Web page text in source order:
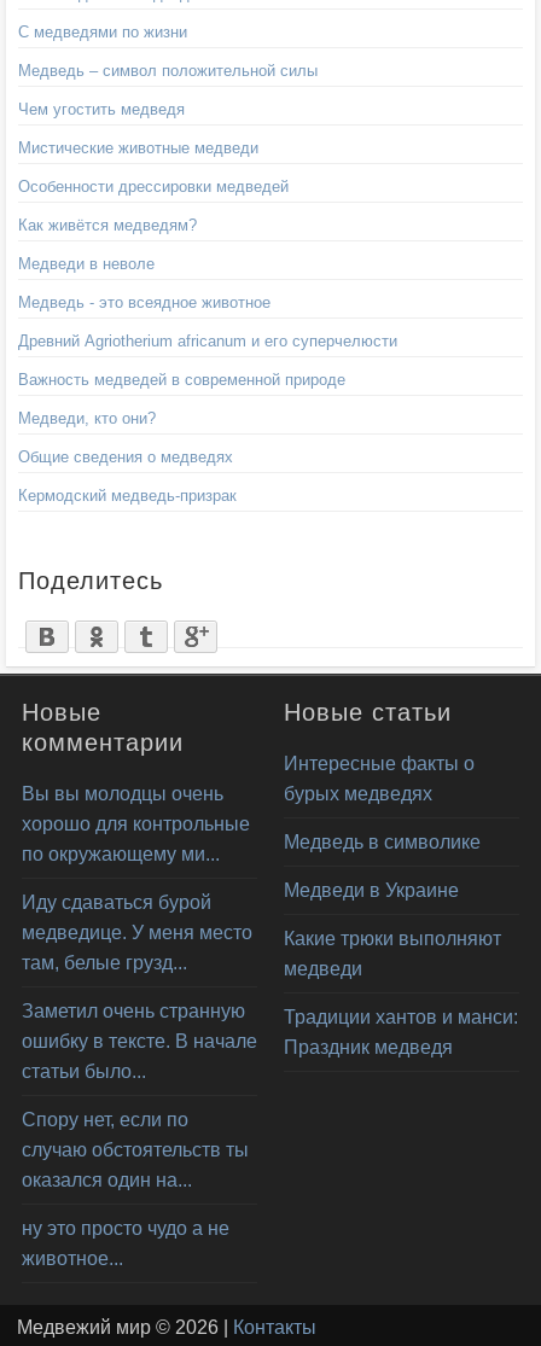
С медведями по жизни
Медведь – символ положительной силы
Чем угостить медведя
Мистические животные медведи
Особенности дрессировки медведей
Как живётся медведям?
Медведи в неволе
Медведь - это всеядное животное
Древний Agriotherium africanum и его суперчелюсти
Важность медведей в современной природе
Медведи, кто они?
Общие сведения о медведях
Кермодский медведь-призрак
Поделитесь
Новые
комментарии
Вы вы молодцы очень
хорошо для контрольные
по окружающему ми...
Иду сдаваться бурой
медведице. У меня место
там, белые грузд...
Заметил очень странную
ошибку в тексте. В начале
статьи было...
Спору нет, если по
случаю обстоятельств ты
оказался один на...
ну это просто чудо а не
животное...
Новые статьи
Интересные факты о
бурых медведях
Медведь в символике
Медведи в Украине
Какие трюки выполняют
медведи
Традиции хантов и манси:
Праздник медведя
Медвежий мир © 2026 | Контакты